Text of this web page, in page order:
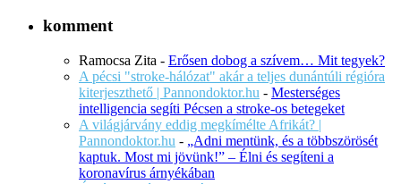
komment
Ramocsa Zita - Erősen dobog a szívem… Mit tegyek?
A pécsi "stroke-hálózat" akár a teljes dunántúli régióra
kiterjeszthető | Pannondoktor.hu - Mesterséges
intelligencia segíti Pécsen a stroke-os betegeket
A világjárvány eddig megkímélte Afrikát? |
Pannondoktor.hu - „Adni mentünk, és a többszörösét
kaptuk. Most mi jövünk!” – Élni és segíteni a
koronavírus árnyékában